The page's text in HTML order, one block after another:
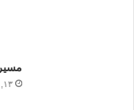
۱۳, تیر, ۱۴۰۵